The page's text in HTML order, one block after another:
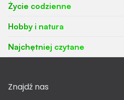
Życie codzienne
Hobby i natura
Najchętniej czytane
Znajdź nas